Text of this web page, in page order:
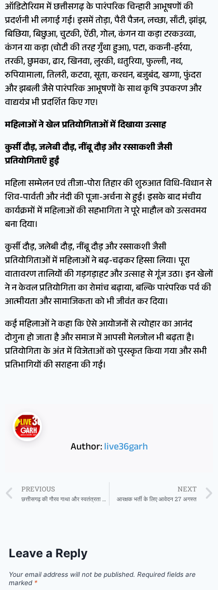
ऑडिटोरियम में छत्तीसगढ़ के पारंपरिक चिन्हारी आभूषणों की
प्रदर्शनी भी लगाई गई। इसमें तोड़ा, पैरी पैजन, लच्छा, साँटी, झांझ,
बिछिया, बिछुआ, चुटकी, ऐंठी, गोल, कंगन या कड़ा टरकउव्वा,
कंगन या कड़ा (चोटी की तरह गुँथा हुआ), पटा, ककनी-हर्रया,
तरकी, छुमका, ढार, खिनवा, लुरकी, धतुरिया, फुल्ली, नथ,
रुपियामाला, तिलरी, कटवा, सूता, करधन, बजुबंद, खग्गा, फुंदरा
और झबली जैसे पारंपरिक आभूषणों के साथ कृषि उपकरण और
वाद्ययंत्र भी प्रदर्शित किए गए।
महिलाओं ने खेल प्रतियोगिताओं में दिखाया उत्साह
कुर्सी दौड़, जलेबी दौड़, नींबू दौड़ और रस्साकशी जैसी
प्रतियोगिताएँ हुईं
महिला सम्मेलन एवं तीजा-पोरा तिहार की शुरुआत विधि-विधान से
शिव-पार्वती और नंदी की पूजा-अर्चना से हुई। इसके बाद मंचीय
कार्यक्रमों में महिलाओं की सहभागिता ने पूरे माहौल को उत्सवमय
बना दिया।
कुर्सी दौड़, जलेबी दौड़, नींबू दौड़ और रस्साकशी जैसी
प्रतियोगिताओं में महिलाओं ने बढ़-चढ़कर हिस्सा लिया। पूरा
वातावरण तालियों की गड़गड़ाहट और उत्साह से गूंज उठा। इन खेलों
ने न केवल प्रतियोगिता का रोमांच बढ़ाया, बल्कि पारंपरिक पर्व की
आत्मीयता और सामाजिकता को भी जीवंत कर दिया।
कई महिलाओं ने कहा कि ऐसे आयोजनों से त्योहार का आनंद
दोगुना हो जाता है और समाज में आपसी मेलजोल भी बढ़ता है।
प्रतियोगिता के अंत में विजेताओं को पुरस्कृत किया गया और सभी
प्रतिभागियों की सराहना की गई।
Author:live36garh
PREVIOUS
छत्तीसगढ़ की गौरव गाथा और स्वतंत्रता सेनानियों पर आधारित छायाचित्र प्रदर्शनी संपन्न
NEXT
आरक्षक भर्ती के लिए आवेदन 27 अगस्त
Leave a Reply
Your email address will not be published. Required fields are
marked *